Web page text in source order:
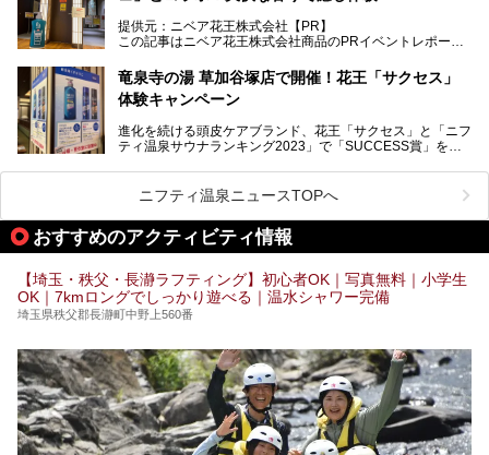
提供元：ニベア花王株式会社【PR】
この記事はニベア花王株式会社商品のPRイベントレポート
提供元：ニベア花王株式会社【PR】
この記事はニベア花王株式会社商品のPRイベントレポート
ーーー
注目のボディウォッシュアイテム「８ｘ４ＭＥＮ 薬用ボデ
全国総合2位にランクインした人気温浴施設「竜泉寺の湯 草
加谷塚店」がコラボイベントを期間限定で開催中ということ
気になるその内容をチェックしてきました！
竜泉寺の湯 草加谷塚店で開催！花王「サクセス」
体験キャンペーン
進化を続ける頭皮ケアブランド、花王「サクセス」と「ニフ
ティ温泉サウナランキング2023」で「SUCCESS賞」を獲
ベントを開催。
早速訪問し、気になるその内容を取材してきました！
───
提供元：花王株式会社【PR】
す。
ニフティ温泉ニュースTOPへ
おすすめのアクティビティ情報
【埼玉・秩父・長瀞ラフティング】初心者OK｜写真無料｜小学生
OK｜7kmロングでしっかり遊べる｜温水シャワー完備
埼玉県秩父郡長瀞町中野上560番